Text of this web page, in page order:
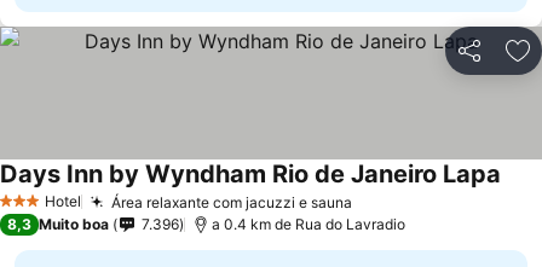
Partilhar
3 EstrelasHotel Área relaxante com jacuzzi e sauna
Days Inn by Wyndham Rio de Janeiro Lapa
8,3 Muito boa 7.396 a 0.4 km de Rua do Lavradio